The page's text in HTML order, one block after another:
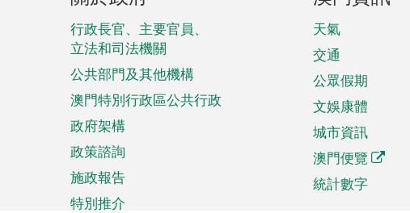
腳
菜
單
行政長官、主要官員、
立法和司法機關
公共部門及其他機構
澳門特別行政區公共行政
政府架構
政策諮詢
施政報告
特別推介
天氣
交通
公眾假期
文娛康體
城市資訊
澳門便覽
統計數字